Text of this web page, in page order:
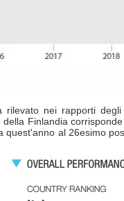
rilevato nei rapporti
Finlandia
quest'anno al 26esimo